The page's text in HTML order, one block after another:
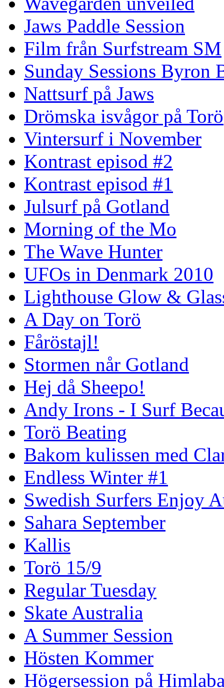
Jaws Paddle Session
Film från Surfstream SM
Sunday Sessions Byron
Nattsurf på Jaws
Drömska isvågor på Torö
Vintersurf i November
Kontrast episod #2
Kontrast episod #1
Julsurf på Gotland
Morning of the Mo
The Wave Hunter
UFOs in Denmark 2010
Lighthouse Glow &
A Day on Torö
Fåröstajl!
Stormen når Gotland
Hej då Sheepo!
Andy Irons - I Surf
Torö Beating
Bakom kulissen med
Endless Winter #1
Swedish Surfers Enjoy
Sahara September
Kallis
Torö 15/9
Regular Tuesday
Skate Australia
A Summer Session
Hösten Kommer
Högersession på